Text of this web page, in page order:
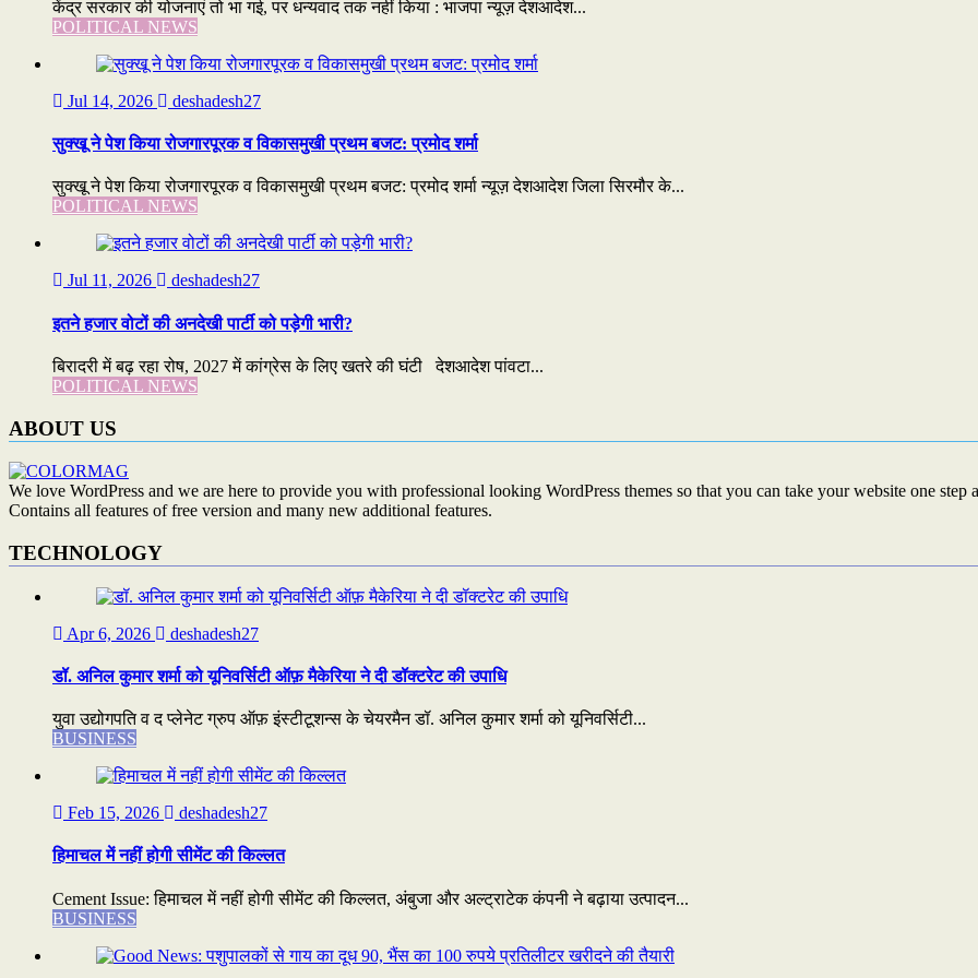
केंद्र सरकार की योजनाएं तो भा गई, पर धन्यवाद तक नहीं किया : भाजपा न्यूज़ देशआदेश...
POLITICAL NEWS
Jul 14, 2026 deshadesh27
सुक्खू ने पेश किया रोजगारपूरक व विकासमुखी प्रथम बजट: प्रमोद शर्मा
सुक्खू ने पेश किया रोजगारपूरक व विकासमुखी प्रथम बजट: प्रमोद शर्मा न्यूज़ देशआदेश जिला सिरमौर के...
POLITICAL NEWS
Jul 11, 2026 deshadesh27
इतने हजार वोटों की अनदेखी पार्टी को पड़ेगी भारी?
बिरादरी में बढ़ रहा रोष, 2027 में कांग्रेस के लिए खतरे की घंटी देशआदेश पांवटा...
POLITICAL NEWS
ABOUT US
We love WordPress and we are here to provide you with professional looking WordPress themes so that you can take your website one step
Contains all features of free version and many new additional features.
TECHNOLOGY
Apr 6, 2026 deshadesh27
डॉ. अनिल कुमार शर्मा को यूनिवर्सिटी ऑफ़ मैकेरिया ने दी डॉक्टरेट की उपाधि
युवा उद्योगपति व द प्लेनेट ग्रुप ऑफ़ इंस्टीटूशन्स के चेयरमैन डॉ. अनिल कुमार शर्मा को यूनिवर्सिटी...
BUSINESS
Feb 15, 2026 deshadesh27
हिमाचल में नहीं होगी सीमेंट की किल्लत
Cement Issue: हिमाचल में नहीं होगी सीमेंट की किल्लत, अंबुजा और अल्ट्राटेक कंपनी ने बढ़ाया उत्पादन...
BUSINESS